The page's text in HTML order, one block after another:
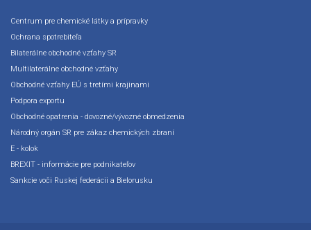
Centrum pre chemické látky a prípravky
Ochrana spotrebiteľa
Bilaterálne obchodné vzťahy SR
Multilaterálne obchodné vzťahy
Obchodné vzťahy EÚ s tretími krajinami
Podpora exportu
Obchodné opatrenia - dovozné/vývozné obmedzenia
Národný orgán SR pre zákaz chemických zbraní
E - kolok
BREXIT - informácie pre podnikateľov
Sankcie voči Ruskej federácii a Bielorusku